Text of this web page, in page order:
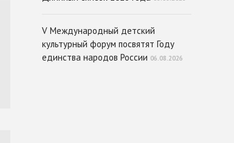
V Международный детский
культурный форум посвятят Году
единства народов России 06.08.2026